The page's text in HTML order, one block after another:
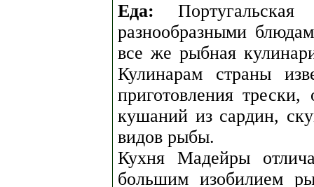
Еда:
разнообразными
все же рыбная
Кулинарам страны
приготовления
кушаний из сардин,
видов рыбы.
Кухня Мадейры
большим изобилием